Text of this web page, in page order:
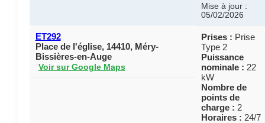
Mise à jour :
05/02/2026
ET292
Place de l'église, 14410, Méry-
Bissières-en-Auge
Voir sur Google Maps
Prises : Prise
Type 2
Puissance
nominale : 22
kW
Nombre de
points de
charge : 2
Horaires : 24/7